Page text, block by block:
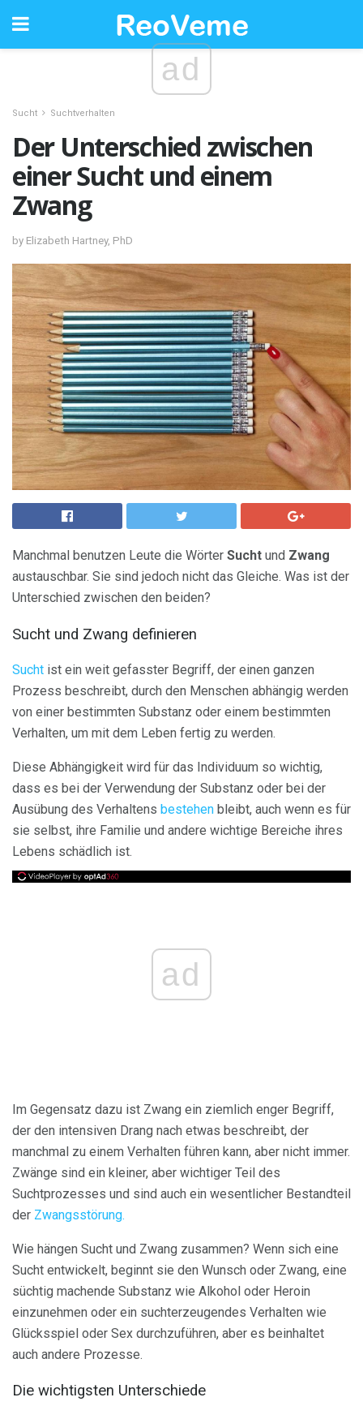
ad
Sucht Suchtverhalten
Der Unterschied zwischen
einer Sucht und einem
Zwang
by Elizabeth Hartney, PhD
Manchmal benutzen Leute die Wörter Sucht und Zwang
austauschbar. Sie sind jedoch nicht das Gleiche. Was ist der
Unterschied zwischen den beiden?
Sucht und Zwang definieren
Sucht ist ein weit gefasster Begriff, der einen ganzen
Prozess beschreibt, durch den Menschen abhängig werden
von einer bestimmten Substanz oder einem bestimmten
Verhalten, um mit dem Leben fertig zu werden.
Diese Abhängigkeit wird für das Individuum so wichtig,
dass es bei der Verwendung der Substanz oder bei der
Ausübung des Verhaltens bestehen bleibt, auch wenn es für
sie selbst, ihre Familie und andere wichtige Bereiche ihres
Lebens schädlich ist.
ad
Im Gegensatz dazu ist Zwang ein ziemlich enger Begriff,
der den intensiven Drang nach etwas beschreibt, der
manchmal zu einem Verhalten führen kann, aber nicht immer.
Zwänge sind ein kleiner, aber wichtiger Teil des
Suchtprozesses und sind auch ein wesentlicher Bestandteil
der Zwangsstörung.
Wie hängen Sucht und Zwang zusammen? Wenn sich eine
Sucht entwickelt, beginnt sie den Wunsch oder Zwang, eine
süchtig machende Substanz wie Alkohol oder Heroin
einzunehmen oder ein suchterzeugendes Verhalten wie
Glücksspiel oder Sex durchzuführen, aber es beinhaltet
auch andere Prozesse.
Die wichtigsten Unterschiede